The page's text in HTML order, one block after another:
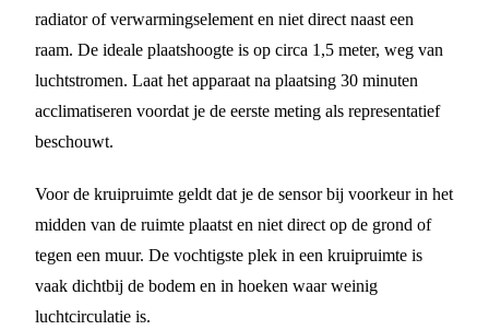
radiator of verwarmingselement en niet direct naast een
raam. De ideale plaatshoogte is op circa 1,5 meter, weg van
luchtstromen. Laat het apparaat na plaatsing 30 minuten
acclimatiseren voordat je de eerste meting als representatief
beschouwt.
Voor de kruipruimte geldt dat je de sensor bij voorkeur in het
midden van de ruimte plaatst en niet direct op de grond of
tegen een muur. De vochtigste plek in een kruipruimte is
vaak dichtbij de bodem en in hoeken waar weinig
luchtcirculatie is.